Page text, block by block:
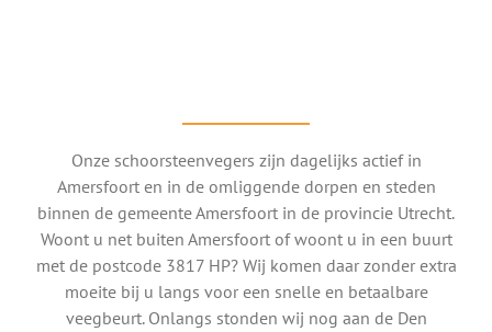
Onze schoorsteenvegers zijn dagelijks actief in
Amersfoort en in de omliggende dorpen en steden
binnen de gemeente Amersfoort in de provincie Utrecht.
Woont u net buiten Amersfoort of woont u in een buurt
met de postcode 3817 HP? Wij komen daar zonder extra
moeite bij u langs voor een snelle en betaalbare
veegbeurt. Onlangs stonden wij nog aan de Den